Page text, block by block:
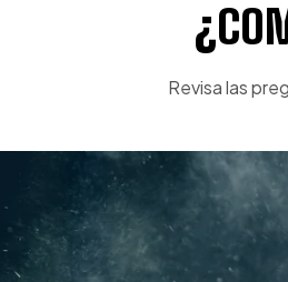
Revisa las